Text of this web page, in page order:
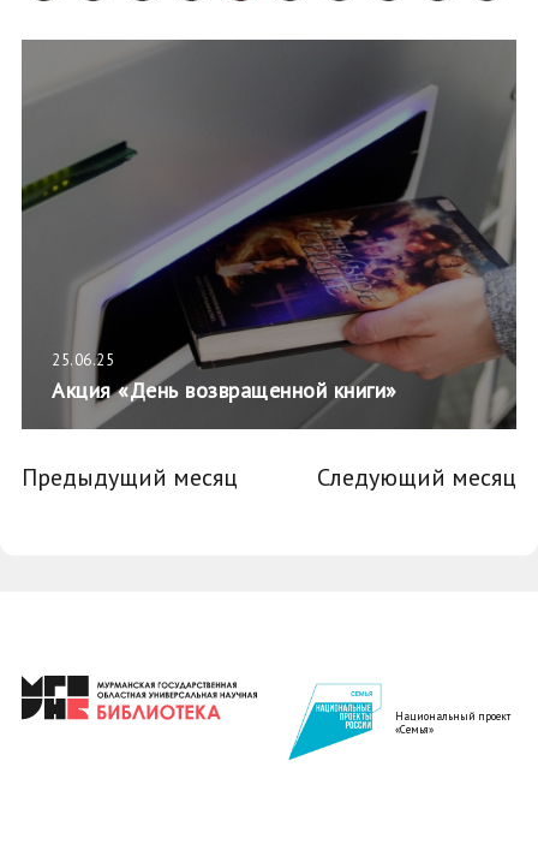
25.06.25
Акция «День возвращенной книги»
Предыдущий месяц Следующий месяц
Национальный проект
«Семья»